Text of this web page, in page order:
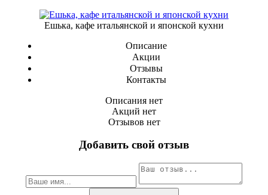
Ешька, кафе итальянской и японской кухни
Описание
Акции
Отзывы
Контакты
Описания нет
Акций нет
Отзывов нет
Добавить свой отзыв